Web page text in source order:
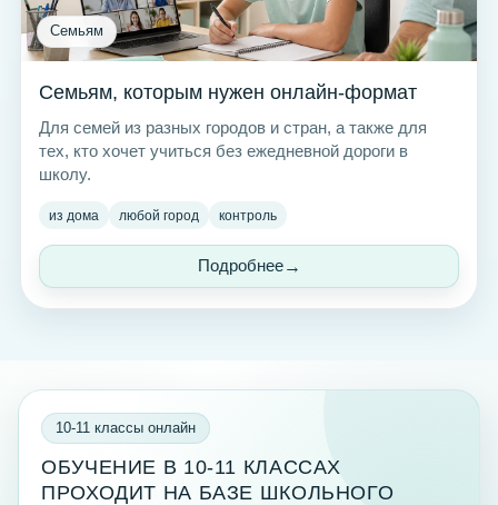
Семьям
Семьям, которым нужен онлайн-формат
Для семей из разных городов и стран, а также для
тех, кто хочет учиться без ежедневной дороги в
школу.
из дома любой город контроль
Подробнее
10-11 классы онлайн
ОБУЧЕНИЕ В 10-11 КЛАССАХ
ПРОХОДИТ НА БАЗЕ ШКОЛЬНОГО